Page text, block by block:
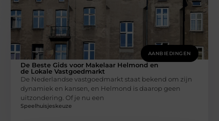
AANBIEDINGEN
De Beste Gids voor Makelaar Helmond en
de Lokale Vastgoedmarkt
De Nederlandse vastgoedmarkt staat bekend om zijn
dynamiek en kansen, en Helmond is daarop geen
uitzondering. Of je nu een
Speelhuisjeskeuze